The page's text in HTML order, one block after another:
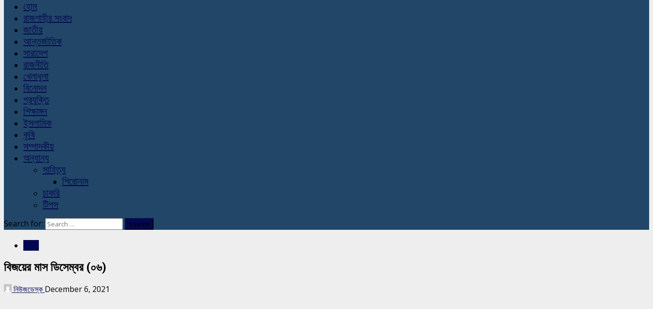
হোম
রাজশাহীর সংবাদ
জাতীয়
আন্তর্জাতিক
সারাদেশ
রাজনীতি
খেলাধুলা
বিনোদন
প্রযুক্তি
শিক্ষাঙ্গন
ইসলামিক
কৃষি
সম্পাদকীয়
অন্যান্য
সাহিত্য
শিরোনাম
চাকরি
টিপস
Search for:
বিজয়ের মাস ডিসেম্বর (০৬)
নিউজডেস্ক December 6, 2021